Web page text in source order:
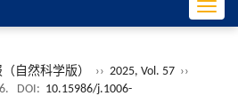
自然科学版） ›› 2025, Vol. 57 ››
DOI: 10.15986/j.1006-